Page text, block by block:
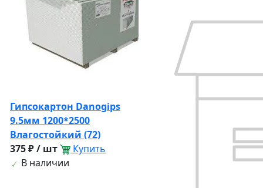
Гипсокартон Danogips
9.5мм 1200*2500
Влагостойкий (72)
375 ₽ / шт
Купить
В наличии